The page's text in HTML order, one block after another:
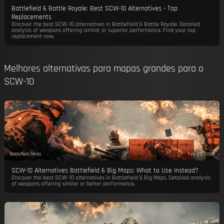
Battlefield 6 Battle Royale: Best SCW-10 Alternatives - Top
Replacements
Discover the best SCW-10 alternatives in Battlefield 6 Battle Royale. Detailed
analysis of weapons offering similar or superior performance. Find your top
replacement now.
Melhores alternativas para mapas grandes para o
SCW-10
Battlefield Meta Feb 23, 2026
SCW-10 Alternatives Battlefield 6 Big Maps: What to Use Instead?
Discover the best SCW-10 alternatives in Battlefield 6 Big Maps. Detailed analysis
of weapons offering similar or better performance.